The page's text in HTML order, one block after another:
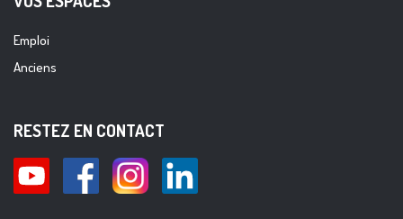
Emploi
Anciens
RESTEZ EN CONTACT